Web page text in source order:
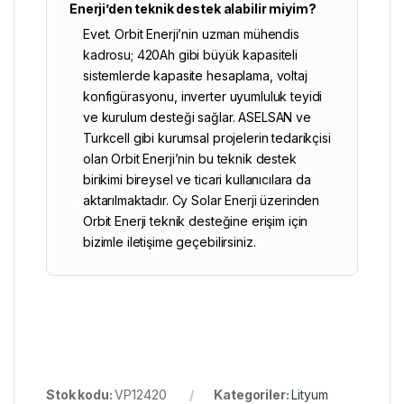
Enerji’den teknik destek alabilir miyim?
Evet. Orbit Enerji’nin uzman mühendis
kadrosu; 420Ah gibi büyük kapasiteli
sistemlerde kapasite hesaplama, voltaj
konfigürasyonu, inverter uyumluluk teyidi
ve kurulum desteği sağlar. ASELSAN ve
Turkcell gibi kurumsal projelerin tedarikçisi
olan Orbit Enerji’nin bu teknik destek
birikimi bireysel ve ticari kullanıcılara da
aktarılmaktadır. Cy Solar Enerji üzerinden
Orbit Enerji teknik desteğine erişim için
bizimle iletişime geçebilirsiniz.
Stok kodu:VP12420 Kategoriler:Lityum